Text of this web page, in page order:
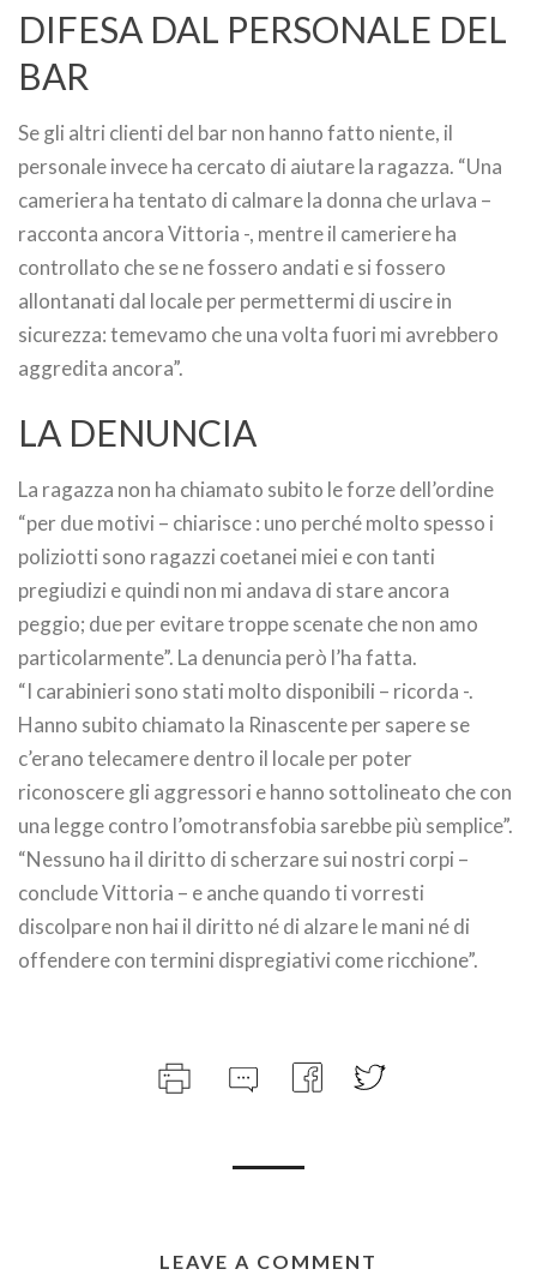
DIFESA DAL PERSONALE DEL
BAR
Se gli altri clienti del bar non hanno fatto niente, il
personale invece ha cercato di aiutare la ragazza. “Una
cameriera ha tentato di calmare la donna che urlava –
racconta ancora Vittoria -, mentre il cameriere ha
controllato che se ne fossero andati e si fossero
allontanati dal locale per permettermi di uscire in
sicurezza: temevamo che una volta fuori mi avrebbero
aggredita ancora”.
LA DENUNCIA
La ragazza non ha chiamato subito le forze dell’ordine
“per due motivi – chiarisce : uno perché molto spesso i
poliziotti sono ragazzi coetanei miei e con tanti
pregiudizi e quindi non mi andava di stare ancora
peggio; due per evitare troppe scenate che non amo
particolarmente”. La denuncia però l’ha fatta.
“I carabinieri sono stati molto disponibili – ricorda -.
Hanno subito chiamato la Rinascente per sapere se
c’erano telecamere dentro il locale per poter
riconoscere gli aggressori e hanno sottolineato che con
una legge contro l’omotransfobia sarebbe più semplice”.
“Nessuno ha il diritto di scherzare sui nostri corpi –
conclude Vittoria – e anche quando ti vorresti
discolpare non hai il diritto né di alzare le mani né di
offendere con termini dispregiativi come ricchione”.
LEAVE A COMMENT